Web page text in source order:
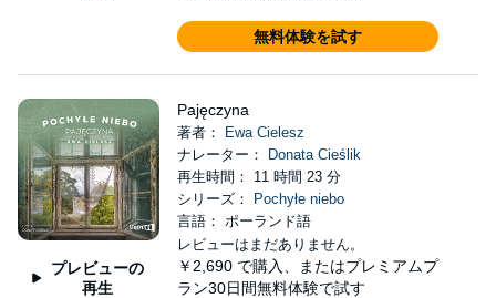
無料体験を試す
プレビューの
再生
Pajęczyna
著者：
Ewa Cielesz
ナレーター：
Donata Cieślik
再生時間： 11 時間 23 分
シリーズ：
Pochyłe niebo
言語： ポーランド語
レビューはまだありません。
￥2,690 で購入、またはプレミアムプ
ラン30日間無料体験で試す